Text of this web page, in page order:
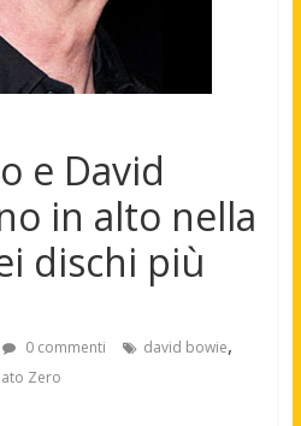
e David
in alto nella
dischi più
0 commenti david bowie,
Zero